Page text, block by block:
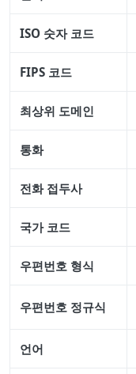
ISO 숫자 코드
FIPS 코드
최상위 도메인
통화
전화 접두사
국가 코드
우편번호 형식
우편번호 정규식
언어